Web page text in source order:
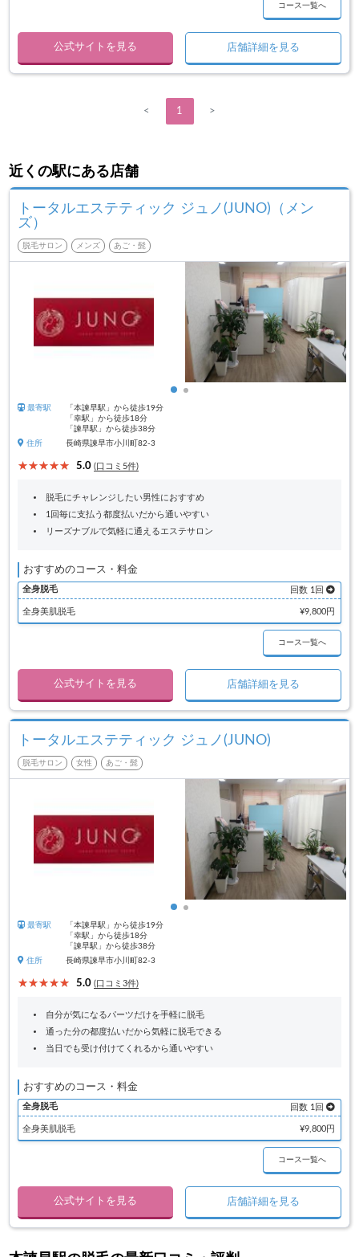
コース一覧へ
公式サイトを見る 店舗詳細を見る
< 1 >
近くの駅にある店舗
トータルエステティック ジュノ(JUNO)（メン
ズ）
脱毛サロン メンズ あご・髭
最寄駅
「本諫早駅」から徒歩19分
「幸駅」から徒歩18分
「諫早駅」から徒歩38分
住所
長崎県諫早市小川町82-3
5.0 (口コミ5件)
脱毛にチャレンジしたい男性におすすめ
1回毎に支払う都度払いだから通いやすい
リーズナブルで気軽に通えるエステサロン
おすすめのコース・料金
全身脱毛 回数 1回
全身美肌脱毛 ¥9,800円
コース一覧へ
公式サイトを見る 店舗詳細を見る
トータルエステティック ジュノ(JUNO)
脱毛サロン 女性 あご・髭
最寄駅
「本諫早駅」から徒歩19分
「幸駅」から徒歩18分
「諫早駅」から徒歩38分
住所
長崎県諫早市小川町82-3
5.0 (口コミ3件)
自分が気になるパーツだけを手軽に脱毛
通った分の都度払いだから気軽に脱毛できる
当日でも受け付けてくれるから通いやすい
おすすめのコース・料金
全身脱毛 回数 1回
全身美肌脱毛 ¥9,800円
コース一覧へ
公式サイトを見る 店舗詳細を見る